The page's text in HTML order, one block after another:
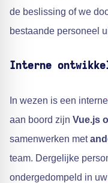
de beslissing of we
bestaande personeel
Interne
In wezen is een interne
aan boord zijn Vue.js
samenwerken met
team. Dergelijke
ondergedompeld in uw